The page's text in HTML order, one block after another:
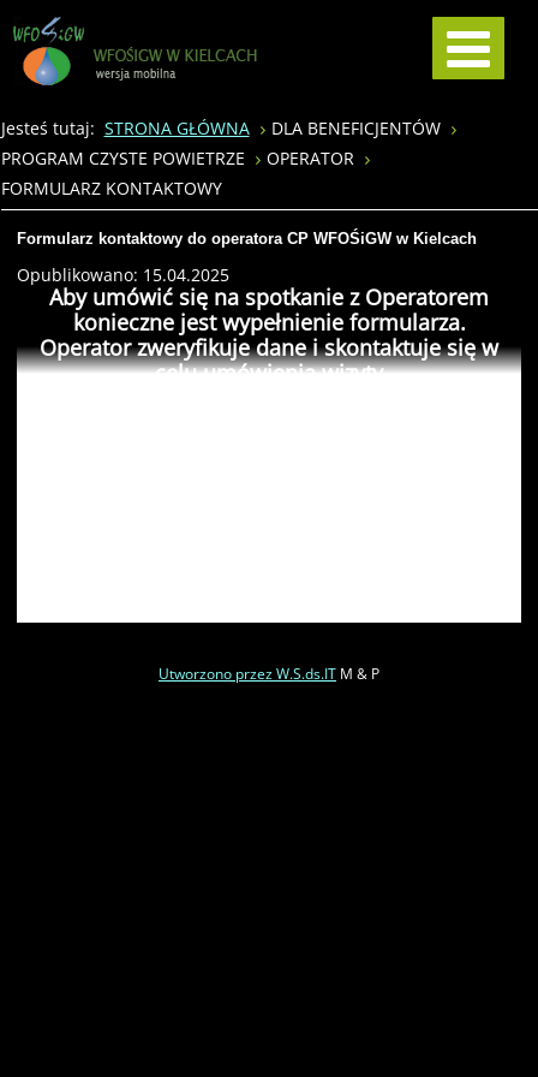
Jesteś tutaj: STRONA GŁÓWNA
DLA BENEFICJENTÓW
PROGRAM CZYSTE POWIETRZE
OPERATOR
FORMULARZ KONTAKTOWY
Formularz kontaktowy do operatora CP WFOŚiGW w Kielcach
Opublikowano: 15.04.2025
Aby umówić się na spotkanie z Operatorem
konieczne jest wypełnienie formularza.
Operator zweryfikuje dane i skontaktuje się w
celu umówienia wizyty
Utworzono przez W.S.ds.IT M & P